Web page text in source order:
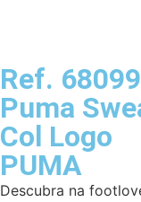
Ref.
Puma
Col Logo
PUMA
Descubra na